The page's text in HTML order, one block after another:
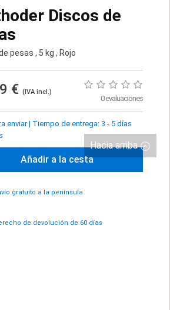
Discos de
pesas , 5 kg , Rojo
€ (IVA incl.)
0 evaluaciones
enviar| Tiempo de entrega: 3 - 5 días
Añadir a la cesta
gratuito a la península
de devolución de 60 días
Hacia arriba